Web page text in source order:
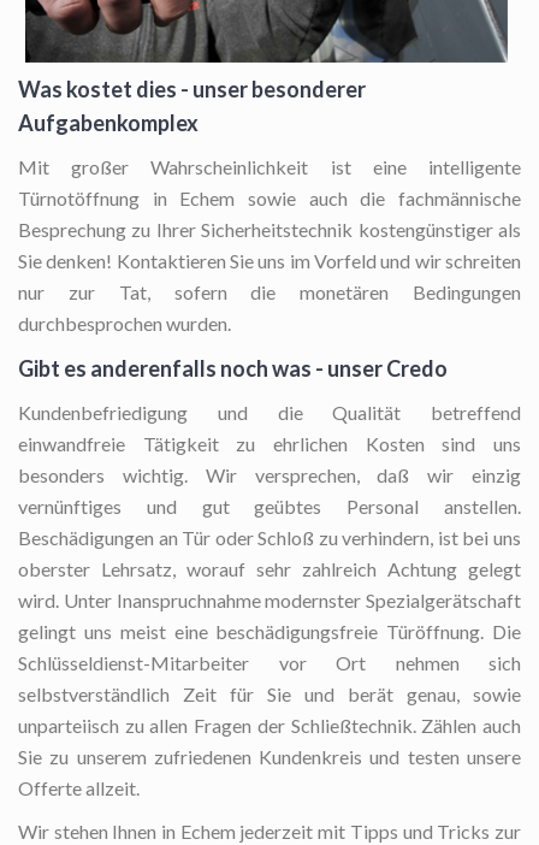
Was kostet dies - unser besonderer
Aufgabenkomplex
Mit großer Wahrscheinlichkeit ist eine intelligente
Türnotöffnung in Echem sowie auch die fachmännische
Besprechung zu Ihrer Sicherheitstechnik kostengünstiger als
Sie denken! Kontaktieren Sie uns im Vorfeld und wir schreiten
nur zur Tat, sofern die monetären Bedingungen
durchbesprochen wurden.
Gibt es anderenfalls noch was - unser Credo
Kundenbefriedigung und die Qualität betreffend
einwandfreie Tätigkeit zu ehrlichen Kosten sind uns
besonders wichtig. Wir versprechen, daß wir einzig
vernünftiges und gut geübtes Personal anstellen.
Beschädigungen an Tür oder Schloß zu verhindern, ist bei uns
oberster Lehrsatz, worauf sehr zahlreich Achtung gelegt
wird. Unter Inanspruchnahme modernster Spezialgerätschaft
gelingt uns meist eine beschädigungsfreie Türöffnung. Die
Schlüsseldienst-Mitarbeiter vor Ort nehmen sich
selbstverständlich Zeit für Sie und berät genau, sowie
unparteiisch zu allen Fragen der Schließtechnik. Zählen auch
Sie zu unserem zufriedenen Kundenkreis und testen unsere
Offerte allzeit.
Wir stehen Ihnen in Echem jederzeit mit Tipps und Tricks zur